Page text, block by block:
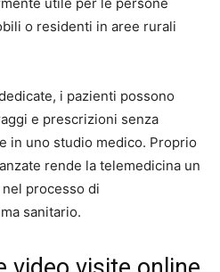
o residenti in aree rurali
i pazienti possono
e prescrizioni senza
in uno studio medico. Proprio
rende la telemedicina un
processo di
sanitario.